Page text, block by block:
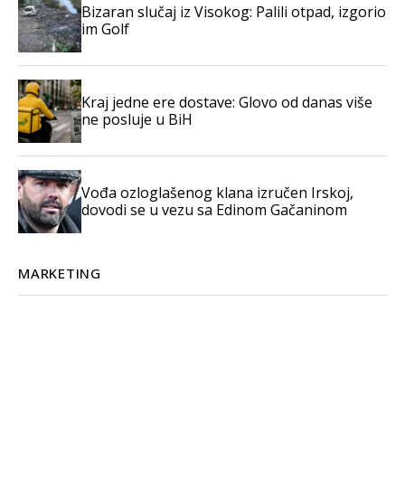
Bizaran slučaj iz Visokog: Palili otpad, izgorio
im Golf
Kraj jedne ere dostave: Glovo od danas više
ne posluje u BiH
Vođa ozloglašenog klana izručen Irskoj,
dovodi se u vezu sa Edinom Gačaninom
MARKETING